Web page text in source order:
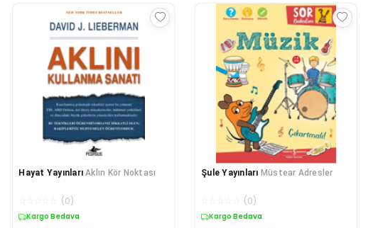
Hayat Yayınları Aklın Kör Noktası
(0)
Kargo Bedava
Şule Yayınları Müstear Adresler
(0)
Kargo Bedava